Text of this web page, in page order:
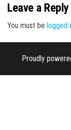
Leave a Reply
You must be logged
Proudly